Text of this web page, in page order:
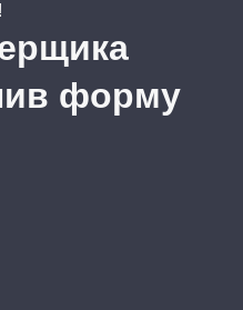
форму